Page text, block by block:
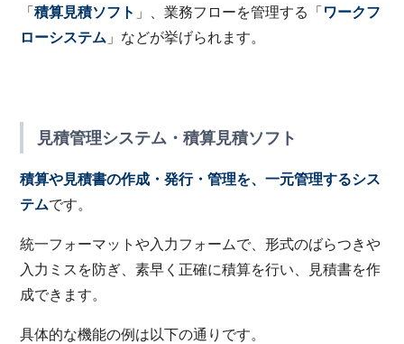
「積算見積ソフト 」、業務フローを管理する「 ワークフ
ローシステム 」などが挙げられます。
見積管理システム・積算見積ソフト
積算や見積書の作成・発行・管理を、一元管理するシス
テムです。
統一フォーマットや入力フォームで、形式のばらつきや
入力ミスを防ぎ、素早く正確に積算を行い、見積書を作
成できます。
具体的な機能の例は以下の通りです。